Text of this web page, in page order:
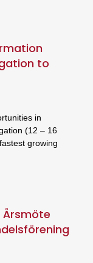
to
in
(12 – 16
growing
Årsmöte